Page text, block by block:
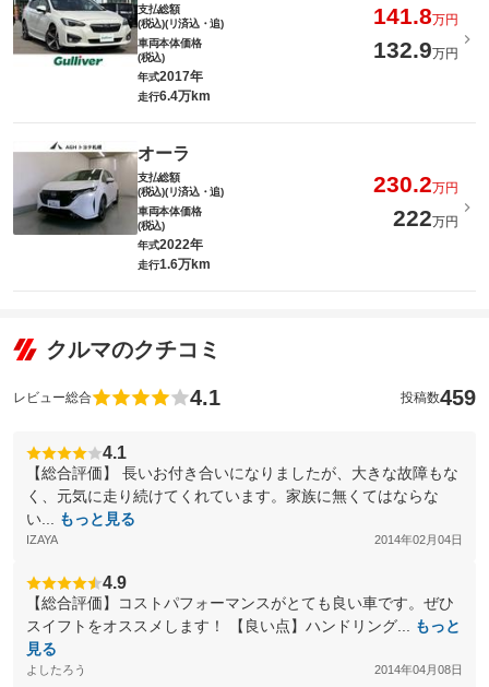
支払総額
(税込)(リ済込・追)
141.8万円
車両本体価格
(税込)
132.9万円
年式2017年
走行6.4万km
オーラ
支払総額
(税込)(リ済込・追)
230.2万円
車両本体価格
(税込)
222万円
年式2022年
走行1.6万km
クルマのクチコミ
レビュー総合 4.1 投稿数459
4.1
【総合評価】 長いお付き合いになりましたが、大きな故障もな
く、元気に走り続けてくれています。家族に無くてはならな
い...
もっと見る
IZAYA 2014年02月04日
4.9
【総合評価】コストパフォーマンスがとても良い車です。ぜひ
スイフトをオススメします！ 【良い点】ハンドリング...
もっと
見る
よしたろう 2014年04月08日